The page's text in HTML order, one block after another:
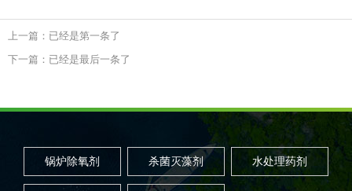
上一篇：已经是第一条了
下一篇：已经是最后一条了
锅炉除氧剂 杀菌灭藻剂 水处理药剂